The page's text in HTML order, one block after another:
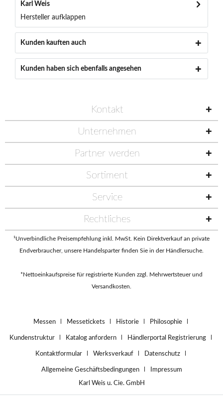
Karl Weis
Hersteller aufklappen
Kunden kauften auch
Kunden haben sich ebenfalls angesehen
Rechtliches
Unternehmen
Partner werden
Kontakt
Sortiment
Service
¹Unverbindliche Preisempfehlung inkl. MwSt. Kein Direktverkauf an private
Endverbraucher, unsere Handelsparter finden Sie in der Händlersuche
*Nettoeinkaufspreise für registrierte Kunden zzgl. Mehrwertsteuer und
Versandkosten.
Messen Messetickets Historie Philosophie
Kundenstruktur Katalog anfordern Händlerportal Registrierung
Kontaktformular Werksverkauf Datenschutz
Allgemeine Geschäftsbedingungen Impressum
Karl Weis u. Cie. GmbH